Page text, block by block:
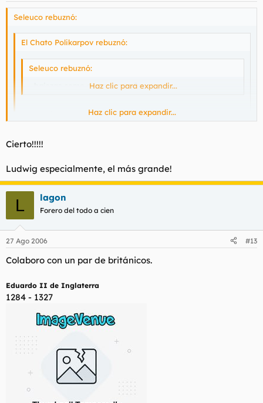
Seleuco rebuznó:
El Chato Polikarpov rebuznó:
Seleuco rebuznó:
...bajezas como comer un coño.
Haz clic para expandir...
A su Majestad la emperatriz Sisi por lo visto le gustaba, y
cuenta que era una Witelsbach, una dinastia marcada por la
locura.
Haz clic para expandir...
Cierto!!!!!
Ludwig especialmente, el más grande!
L lagon
Forero del todo a cien
27 Ago 2006 #13
Colaboro con un par de británicos.
Eduardo II de Inglaterra
1284 - 1327